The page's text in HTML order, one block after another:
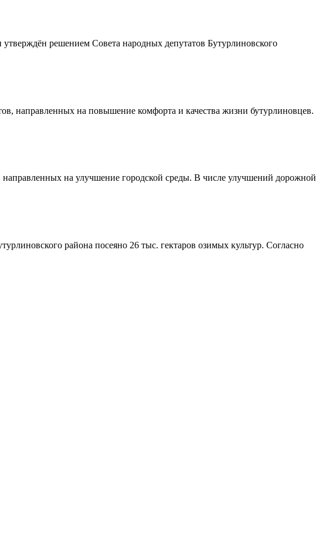
решением Совета народных депутатов Бутурлиновского
направленных на повышение комфорта и качества жизни бутурлиновцев.
на улучшение городской среды. В числе улучшений дорожной
района посеяно 26 тыс. гектаров озимых культур. Согласно